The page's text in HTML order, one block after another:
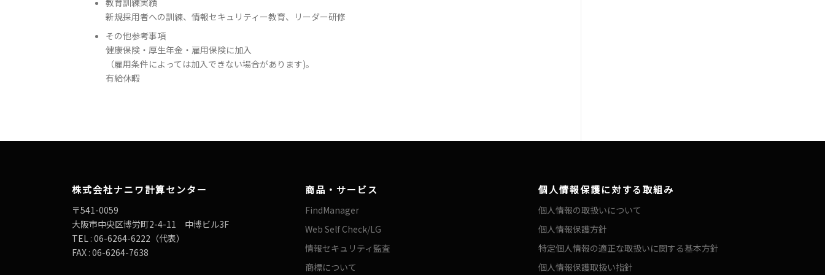
新規採用者への訓練、情報セキュリティー教育、リーダー研修
その他参考事項
健康保険・厚生年金・雇用保険に加入
（雇用条件によっては加入できない場合があります)。
有給休暇
株式会社ナニワ計算センター
〒541-0059
大阪市中央区博労町2-4-11 中博ビル3F
TEL : 06-6264-6222（代表）
FAX : 06-6264-7638
商品・サービス
FindManager
Web Self Check/LG
情報セキュリティ監査
商標について
個人情報保護に対する取組み
個人情報の取扱いについて
個人情報保護方針
特定個人情報の適正な取扱いに関する基本方針
個人情報保護取扱い指針